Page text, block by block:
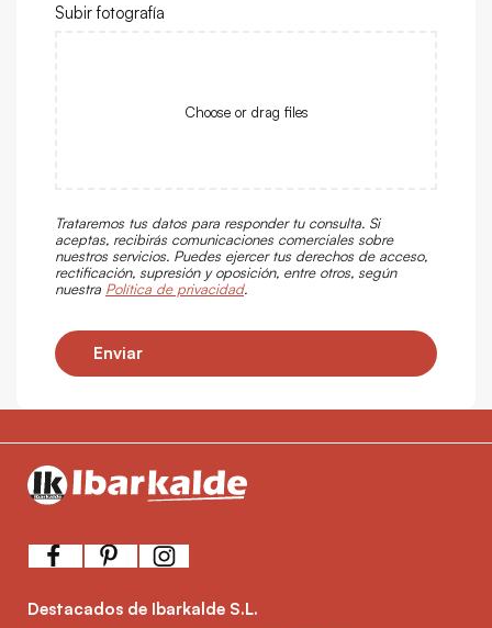
Subir fotografía
Choose or drag files
Trataremos tus datos para responder tu consulta. Si
aceptas, recibirás comunicaciones comerciales sobre
nuestros servicios. Puedes ejercer tus derechos de acceso,
rectificación, supresión y oposición, entre otros, según
nuestra Política de privacidad.
Enviar
Destacados de Ibarkalde S.L.